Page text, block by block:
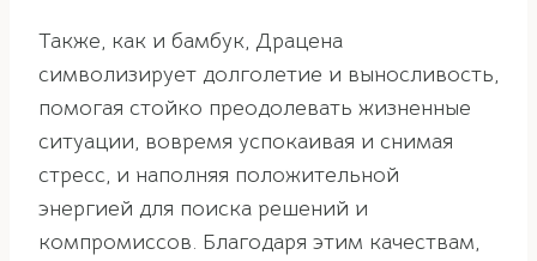
Также, как и бамбук, Драцена
символизирует долголетие и выносливость,
помогая стойко преодолевать жизненные
ситуации, вовремя успокаивая и снимая
стресс, и наполняя положительной
энергией для поиска решений и
компромиссов. Благодаря этим качествам,